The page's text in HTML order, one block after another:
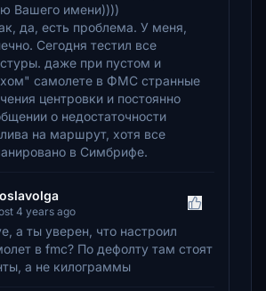
Вашего имени))))
да, есть проблема. У меня,
Сегодня тестил все
даже при пустом и
самолете в ФМС странные
центровки и постоянно
о недостаточности
на маршрут, хотя все
в Симбрифе.
4 years ago
а ты уверен, что настроил
в fmc? По дефолту там стоят
а не килограммы